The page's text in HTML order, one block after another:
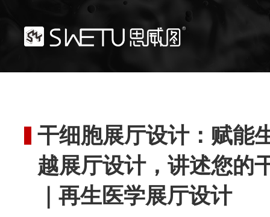
干细胞展厅设计：赋能
越展厅设计，讲述您的
｜再生医学展厅设计